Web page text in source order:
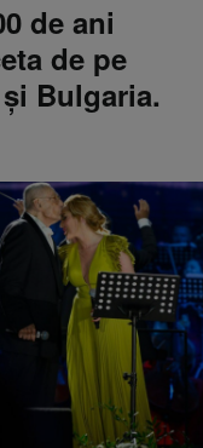
de ani
de pe
Bulgaria.